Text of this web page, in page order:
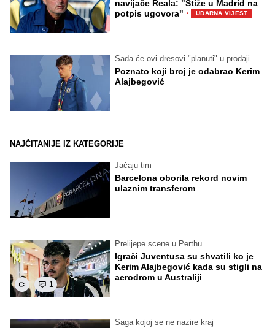
navijače Reala: "Stiže u Madrid na
potpis ugovora" · UDARNA VIJEST
Sada će ovi dresovi "planuti" u prodaji
Poznato koji broj je odabrao Kerim
Alajbegović
NAJČITANIJE IZ KATEGORIJE
Jačaju tim
Barcelona oborila rekord novim
ulaznim transferom
1
Prelijepe scene u Perthu
Igrači Juventusa su shvatili ko je
Kerim Alajbegović kada su stigli na
aerodrom u Australiji
Saga kojoj se ne nazire kraj